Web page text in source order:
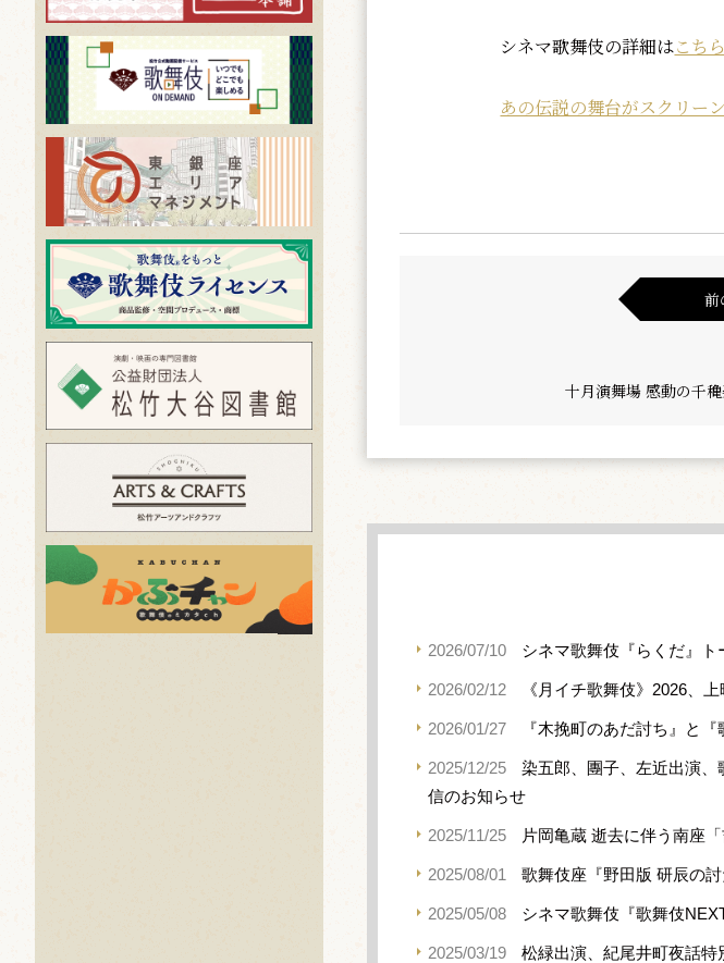
シネマ歌舞伎の詳細はこちら
あの伝説の舞台がスクリー
前
十月演舞場 感動の千
2026/07/10 シネマ歌舞伎『らくだ』
2026/02/12 《月イチ歌舞伎》2026、
2026/01/27 『木挽町のあだ討ち』と
2025/12/25
染五郎、團子、左近出演
信のお知らせ
2025/11/25 片岡亀蔵 逝去に伴う南座
2025/08/01 歌舞伎座『野田版 研辰の
2025/05/08 シネマ歌舞伎『歌舞伎
2025/03/19 松緑出演、紀尾井町夜話